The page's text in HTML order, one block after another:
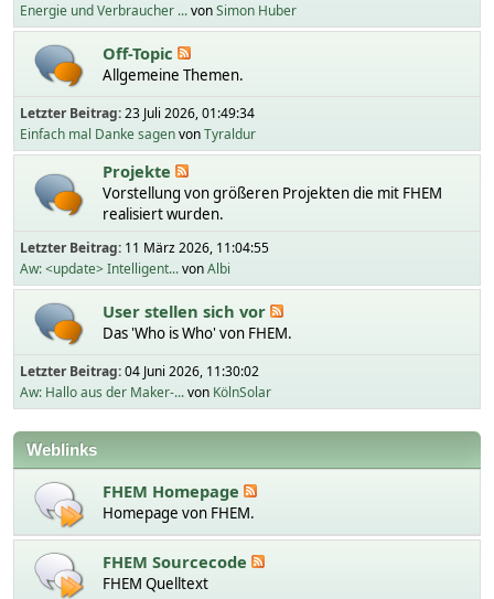
Energie und Verbraucher ...vonSimon Huber
Off-Topic
Allgemeine Themen.
Letzter Beitrag:23 Juli 2026, 01:49:34
Einfach mal Danke sagenvonTyraldur
Projekte
Vorstellung von größeren Projekten die mit FHEM
realisiert wurden.
Letzter Beitrag: 11 März 2026, 11:04:55
Aw: <update> Intelligent...vonAlbi
User stellen sich vor
Das 'Who is Who' von FHEM.
Letzter Beitrag:04 Juni 2026, 11:30:02
Aw: Hallo aus der Maker-...von KölnSolar
Weblinks
FHEM Homepage
Homepage von FHEM.
FHEM Sourcecode
FHEM Quelltext